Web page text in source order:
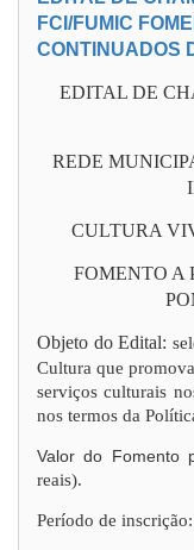
FCI/FUMIC
CONTINUADOS
EDITAL DE
REDE
CULTURA
FOMENTO A
Objeto do Edital:
Cultura que
serviços culturais
nos termos da
Valor do Fomento
reais).
Período de